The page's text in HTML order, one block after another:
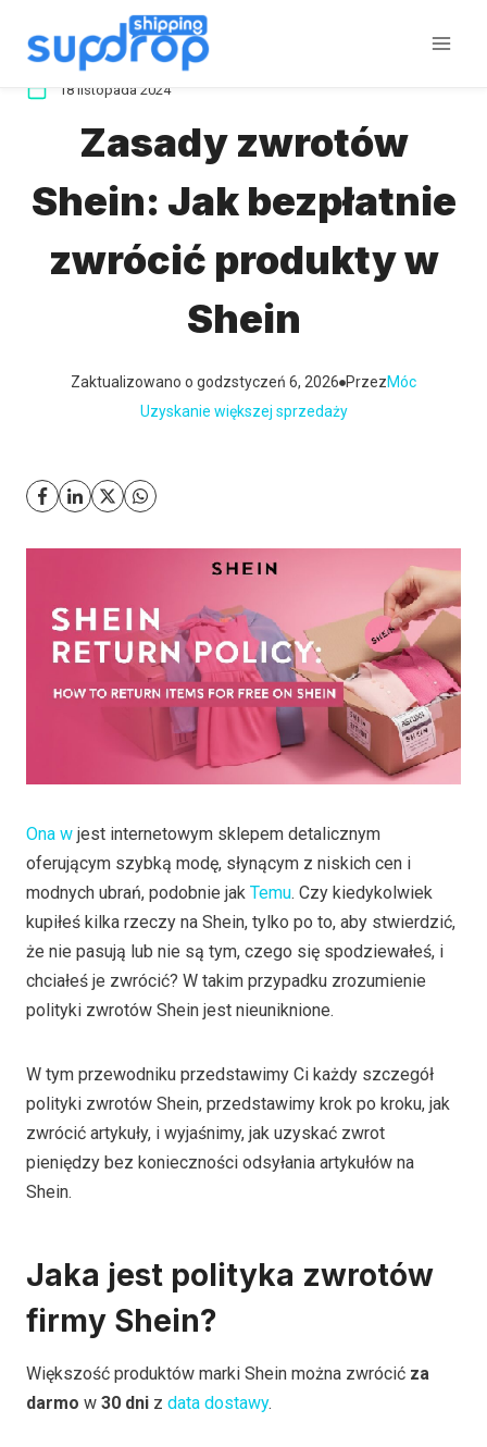
18 listopada 2024
Zasady zwrotów
Shein: Jak bezpłatnie
zwrócić produkty w
Shein
Zaktualizowano o godzstyczeń 6, 2026 PrzezMóc
Uzyskanie większej sprzedaży
Ona w jest internetowym sklepem detalicznym
oferującym szybką modę, słynącym z niskich cen i
modnych ubrań, podobnie jak Temu. Czy kiedykolwiek
kupiłeś kilka rzeczy na Shein, tylko po to, aby stwierdzić,
że nie pasują lub nie są tym, czego się spodziewałeś, i
chciałeś je zwrócić? W takim przypadku zrozumienie
polityki zwrotów Shein jest nieuniknione.
W tym przewodniku przedstawimy Ci każdy szczegół
polityki zwrotów Shein, przedstawimy krok po kroku, jak
zwrócić artykuły, i wyjaśnimy, jak uzyskać zwrot
pieniędzy bez konieczności odsyłania artykułów na
Shein.
Jaka jest polityka zwrotów
firmy Shein?
Większość produktów marki Shein można zwrócić za
darmo w 30 dni z data dostawy.